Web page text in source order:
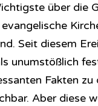
über die
Seit diesem
unumstößlich
Fakten
Aber diese